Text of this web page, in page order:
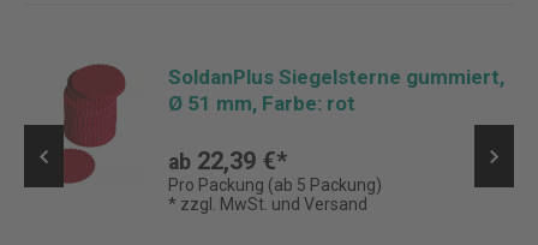
SoldanPlus Siegelsterne gummiert,
Ø 51 mm, Farbe: rot
ab 22,39 €*
Pro Packung (ab 5 Packung)
* zzgl. MwSt. und Versand